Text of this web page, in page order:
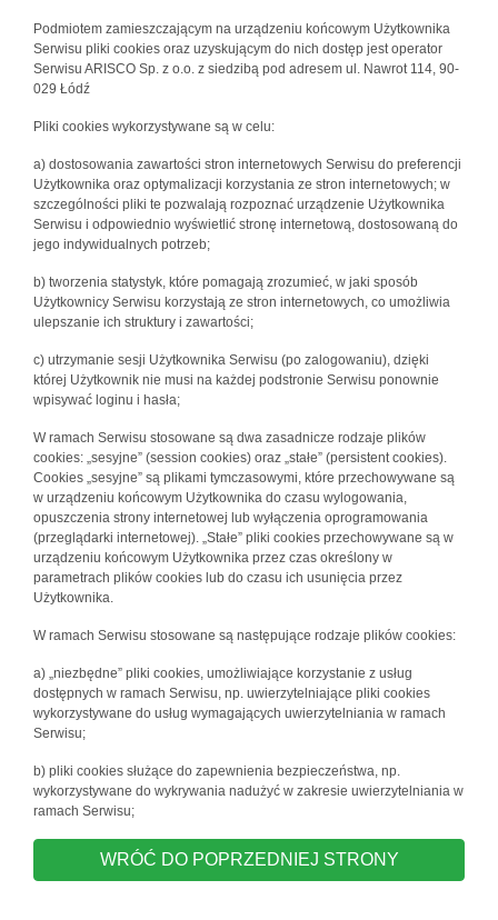
Podmiotem zamieszczającym na urządzeniu końcowym Użytkownika
Serwisu pliki cookies oraz uzyskującym do nich dostęp jest operator
Serwisu ARISCO Sp. z o.o. z siedzibą pod adresem ul. Nawrot 114, 90-
029 Łódź
Pliki cookies wykorzystywane są w celu:
a) dostosowania zawartości stron internetowych Serwisu do preferencji
Użytkownika oraz optymalizacji korzystania ze stron internetowych; w
szczególności pliki te pozwalają rozpoznać urządzenie Użytkownika
Serwisu i odpowiednio wyświetlić stronę internetową, dostosowaną do
jego indywidualnych potrzeb;
b) tworzenia statystyk, które pomagają zrozumieć, w jaki sposób
Użytkownicy Serwisu korzystają ze stron internetowych, co umożliwia
ulepszanie ich struktury i zawartości;
c) utrzymanie sesji Użytkownika Serwisu (po zalogowaniu), dzięki
której Użytkownik nie musi na każdej podstronie Serwisu ponownie
wpisywać loginu i hasła;
W ramach Serwisu stosowane są dwa zasadnicze rodzaje plików
cookies: „sesyjne” (session cookies) oraz „stałe” (persistent cookies).
Cookies „sesyjne” są plikami tymczasowymi, które przechowywane są
w urządzeniu końcowym Użytkownika do czasu wylogowania,
opuszczenia strony internetowej lub wyłączenia oprogramowania
(przeglądarki internetowej). „Stałe” pliki cookies przechowywane są w
urządzeniu końcowym Użytkownika przez czas określony w
parametrach plików cookies lub do czasu ich usunięcia przez
Użytkownika.
W ramach Serwisu stosowane są następujące rodzaje plików cookies:
a) „niezbędne” pliki cookies, umożliwiające korzystanie z usług
dostępnych w ramach Serwisu, np. uwierzytelniające pliki cookies
wykorzystywane do usług wymagających uwierzytelniania w ramach
Serwisu;
b) pliki cookies służące do zapewnienia bezpieczeństwa, np.
wykorzystywane do wykrywania nadużyć w zakresie uwierzytelniania w
ramach Serwisu;
WRÓĆ DO POPRZEDNIEJ STRONY